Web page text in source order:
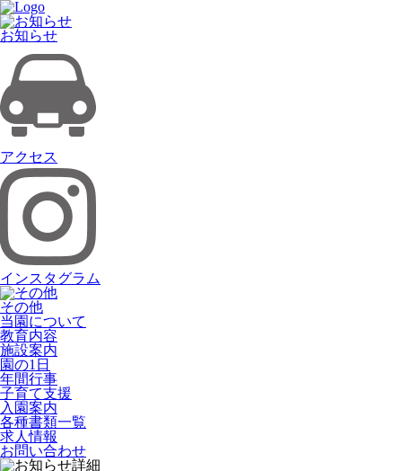
お知らせ
アクセス
インスタグラム
その他
当園について
教育内容
施設案内
園の1日
年間行事
子育て支援
入園案内
各種書類一覧
求人情報
お問い合わせ